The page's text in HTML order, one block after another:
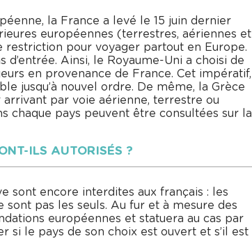
la France a levé le 15 juin dernier
européennes (terrestres, aériennes et
restriction pour voyager partout en Europe.
Ainsi, le Royaume-Uni a choisi de
en provenance de France. Cet impératif,
jusqu’à nouvel ordre. De même, la Grèce
par voie aérienne, terrestre ou
chaque pays peuvent être consultées sur la
ILS AUTORISÉS ?
sont encore interdites aux français : les
sont pas les seuls. Au fur et à mesure des
européennes et statuera au cas par
si le pays de son choix est ouvert et s’il est